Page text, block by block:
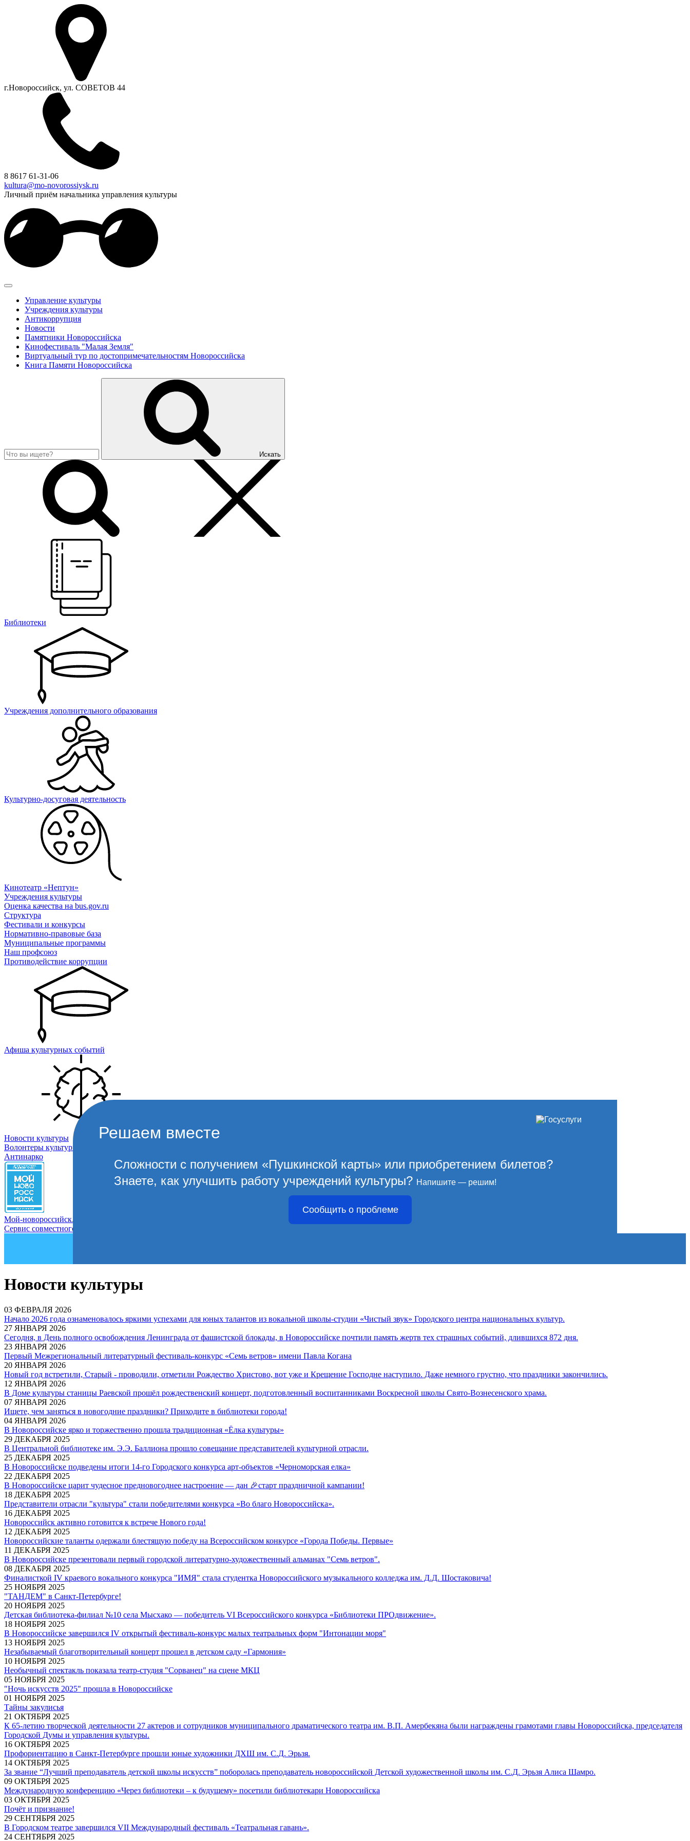
г.Новороссийск, ул. СОВЕТОВ 44
8 8617 61-31-06
kultura@mo-novorossiysk.ru
Личный приём начальника управления культуры
Управление культуры
Учреждения культуры
Антикоррупция
Новости
Памятники Новороссийска
Кинофестиваль "Малая Земля"
Виртуальный тур по достопримечательностям Новороссийска
Книга Памяти Новороссийска
Искать
Библиотеки
Учреждения дополнительного образования
Культурно-досуговая деятельность
Кинотеатр «Нептун»
Учреждения культуры
Оценка качества на bus.gov.ru
Структура
Фестивали и конкурсы
Нормативно-правовые база
Муниципальные программы
Наш профсоюз
Противодействие коррупции
Афиша культурных событий
Новости культуры
Волонтеры культуры
Антинарко
Мой-новороссийск.рф
Сервис совместного управления городом
Решаем вместе
Сложности с получением «Пушкинской карты» или приобретением билетов?
Знаете, как улучшить работу учреждений культуры? Напишите — решим!
Сообщить о проблеме
Новости культуры
03 ФЕВРАЛЯ 2026
Начало 2026 года ознаменовалось яркими успехами для юных талантов из вокальной школы-студии «Чистый звук» Городского центра национальных культур.
27 ЯНВАРЯ 2026
Сегодня, в День полного освобождения Ленинграда от фашистской блокады, в Новороссийске почтили память жертв тех страшных событий, длившихся 872 дня.
23 ЯНВАРЯ 2026
Первый Межрегиональный литературный фестиваль-конкурс «Семь ветров» имени Павла Когана
20 ЯНВАРЯ 2026
Новый год встретили, Старый - проводили, отметили Рождество Христово, вот уже и Крещение Господне наступило. Даже немного грустно, что праздники закончились.
12 ЯНВАРЯ 2026
В Доме культуры станицы Раевской прошёл рождественский концерт, подготовленный воспитанниками Воскресной школы Свято-Вознесенского храма.
07 ЯНВАРЯ 2026
Ищете, чем заняться в новогодние праздники? Приходите в библиотеки города!
04 ЯНВАРЯ 2026
В Новороссийске ярко и торжественно прошла традиционная «Ёлка культуры»
29 ДЕКАБРЯ 2025
В Центральной библиотеке им. Э.Э. Баллиона прошло совещание представителей культурной отрасли.
25 ДЕКАБРЯ 2025
В Новороссийске подведены итоги 14-го Городского конкурса арт-объектов «Черноморская елка»
22 ДЕКАБРЯ 2025
В Новороссийске царит чудесное предновогоднее настроение — дан 🎉старт праздничной кампании!
18 ДЕКАБРЯ 2025
Представители отрасли "культура" стали победителями конкурса «Во благо Новороссийска».
16 ДЕКАБРЯ 2025
Новороссийск активно готовится к встрече Нового года!
12 ДЕКАБРЯ 2025
Новороссийские таланты одержали блестящую победу на Всероссийском конкурсе «Города Победы. Первые»
11 ДЕКАБРЯ 2025
В Новороссийске презентовали первый городской литературно-художественный альманах "Семь ветров".
08 ДЕКАБРЯ 2025
Финалисткой IV краевого вокального конкурса "ИМЯ" стала студентка Новороссийского музыкального колледжа им. Д.Д. Шостаковича!
25 НОЯБРЯ 2025
"ТАНДЕМ" в Санкт-Петербурге!
20 НОЯБРЯ 2025
Детская библиотека-филиал №10 села Мысхако — победитель VI Всероссийского конкурса «Библиотеки ПРОдвижение».
18 НОЯБРЯ 2025
В Новороссийске завершился IV открытый фестиваль-конкурс малых театральных форм "Интонации моря"
13 НОЯБРЯ 2025
Незабываемый благотворительный концерт прошел в детском саду «Гармония»
10 НОЯБРЯ 2025
Необычный спектакль показала театр-студия "Сорванец" на сцене МКЦ
05 НОЯБРЯ 2025
"Ночь искусств 2025" прошла в Новороссийске
01 НОЯБРЯ 2025
Тайны закулисья
21 ОКТЯБРЯ 2025
К 65-летию творческой деятельности 27 актеров и сотрудников муниципального драматического театра им. В.П. Амербекяна были награждены грамотами главы Новороссийска, председателя
Городской Думы и управления культуры.
16 ОКТЯБРЯ 2025
Профориентацию в Санкт-Петербурге прошли юные художники ДХШ им. С.Д. Эрьзя.
14 ОКТЯБРЯ 2025
За звание “Лучший преподаватель детской школы искусств” поборолась преподаватель новороссийской Детской художественной школы им. С.Д. Эрьзя Алиса Шамро.
09 ОКТЯБРЯ 2025
Международную конференцию «Через библиотеки – к будущему» посетили библиотекари Новороссийска
03 ОКТЯБРЯ 2025
Почёт и признание!
29 СЕНТЯБРЯ 2025
В Городском театре завершился VII Международный фестиваль «Театральная гавань».
24 СЕНТЯБРЯ 2025